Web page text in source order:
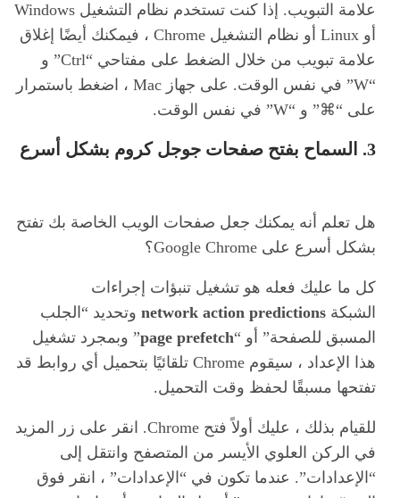
علامة التبويب. إذا كنت تستخدم نظام التشغيل Windows
أو Linux أو نظام التشغيل Chrome ، فيمكنك أيضًا إغلاق
علامة تبويب من خلال الضغط على مفتاحي “Ctrl” و
“W” في نفس الوقت. على جهاز Mac ، اضغط باستمرار
على “⌘” و “W” في نفس الوقت.
3. السماح بفتح صفحات جوجل كروم بشكل أسرع
هل تعلم أنه يمكنك جعل صفحات الويب الخاصة بك تفتح
بشكل أسرع على Google Chrome؟
كل ما عليك فعله هو تشغيل تنبؤات إجراءات
الشبكة network action predictions وتحديد “الجلب
المسبق للصفحة” أو “page prefetch” وبمجرد تشغيل
هذا الإعداد ، سيقوم Chrome تلقائيًا بتحميل أي روابط قد
تفتحها مسبقًا لحفظ وقت التحميل.
للقيام بذلك ، عليك أولاً فتح Chrome. انقر على زر المزيد
في الركن العلوي الأيسر من المتصفح وانتقل إلى
“الإعدادات”. عندما تكون في “الإعدادات” ، انقر فوق